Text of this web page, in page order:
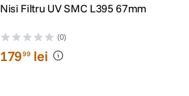
Nisi Filtru UV SMC L395 67mm
(0)
17999 lei